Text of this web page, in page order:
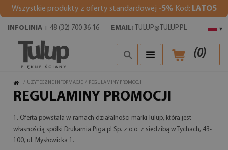
Wszystkie produkty z oferty standardowej -5% Kod: LATO5
▾
INFOLINIA + 48 (32) 700 36 16 EMAIL: TULUP@TULUP.PL
(0)
/ UŻYTECZNE INFORMACJE / REGULAMINY PROMOCJI
REGULAMINY PROMOCJI
1. Oferta powstała w ramach działalności marki Tulup, która jest
własnością spółki Drukarnia Piga.pl Sp. z o.o. z siedzibą w Tychach, 43-
100, ul. Mysłowicka 1.